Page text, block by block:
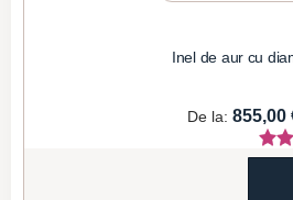
Inel de aur cu
De la: 855,00